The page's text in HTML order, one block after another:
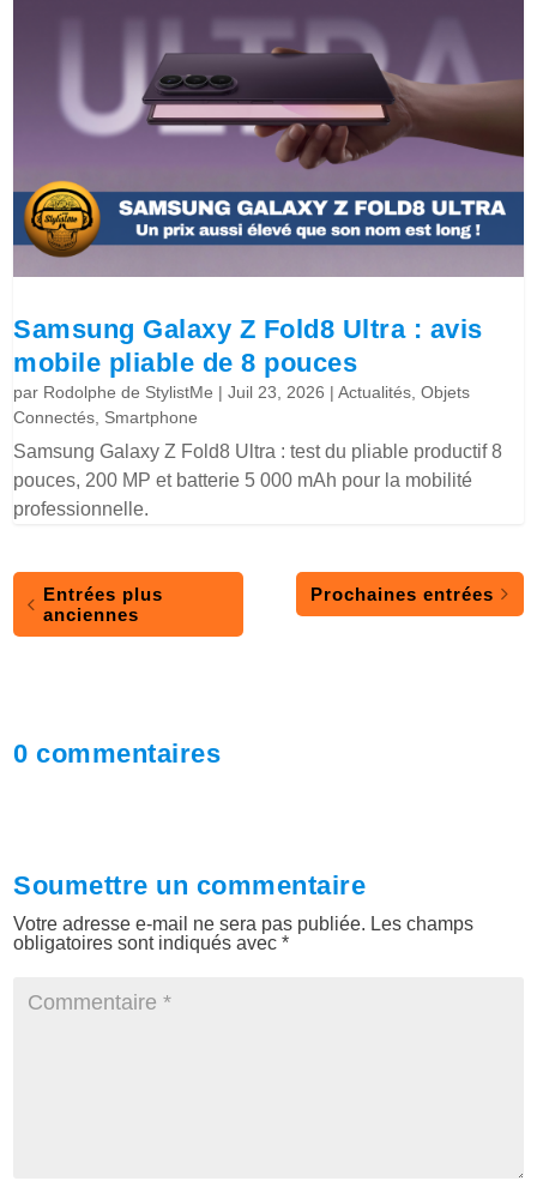
Samsung Galaxy Z Fold8 Ultra : avis
mobile pliable de 8 pouces
par Rodolphe de StylistMe |Juil 23, 2026 |Actualités ,Objets
Connectés Smartphone
Samsung Galaxy Z Fold8 Ultra : test du pliable productif 8
pouces, 200 MP et batterie 5 000 mAh pour la mobilité
professionnelle.
Entrées plus
anciennes
Prochaines entrées
0 commentaires
Soumettre un commentaire
Votre adresse e-mail ne sera pas publiée. Les champs
obligatoires sont indiqués avec*